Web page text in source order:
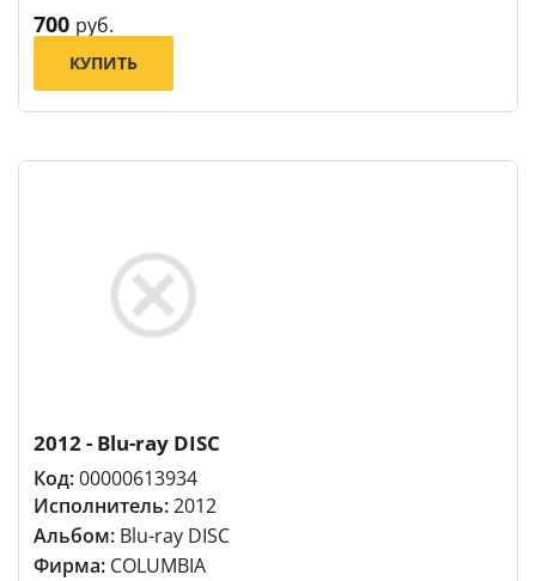
700 руб.
КУПИТЬ
2012 - Blu-ray DISC
Код:00000613934
Исполнитель:2012
Альбом: Blu-ray DISC
Фирма: COLUMBIA